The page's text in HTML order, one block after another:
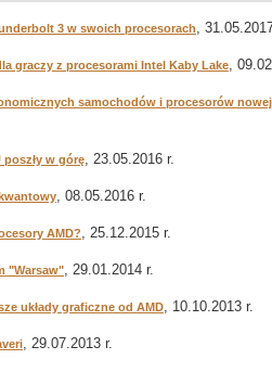
3 w swoich procesorach,
graczy z procesorami Intel Kaby Lake,
samochodów i procesorów
poszły w górę, 23.05.2016 r.
, 08.05.2016 r.
AMD?, 25.12.2015 r.
"Warsaw", 29.01.2014 r.
układy graficzne od AMD, 10.10.2013 r.
, 29.07.2013 r.